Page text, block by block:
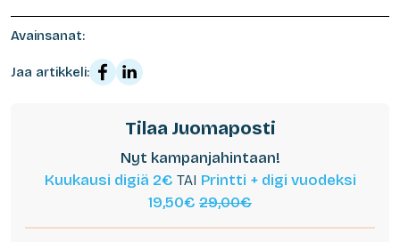
Avainsanat:
Jaa artikkeli:
Tilaa Juomaposti
Nyt kampanjahintaan!
Kuukausi digiä 2€ TAI Printti + digi vuodeksi
19,50€ 29,00€